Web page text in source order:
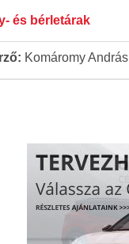
és bérletárak
Komáromy András